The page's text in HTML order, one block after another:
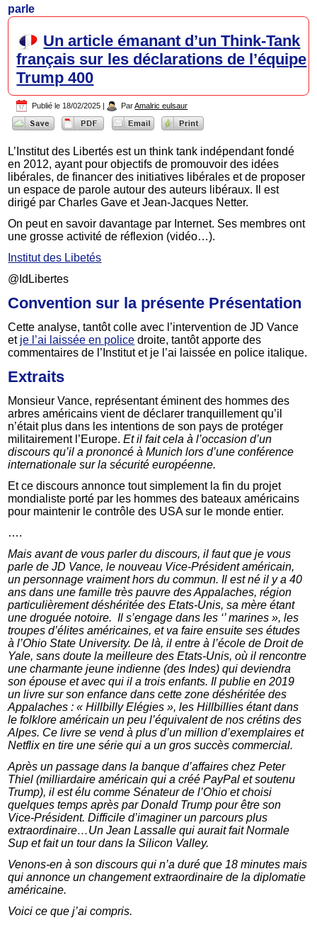
parle
Un article émanant d’un Think-Tank
français sur les déclarations de l’équipe
Trump 400
Publié le 18/02/2025 | Par Amalric eulsaur
L’Institut des Libertés est un think tank indépendant fondé
en 2012, ayant pour objectifs de promouvoir des idées
libérales, de financer des initiatives libérales et de proposer
un espace de parole autour des auteurs libéraux. Il est
dirigé par Charles Gave et Jean-Jacques Netter.
On peut en savoir davantage par Internet. Ses membres ont
une grosse activité de réflexion (vidéo…).
Institut des Libetés
@IdLibertes
Convention sur la présente Présentation
Cette analyse, tantôt colle avec l’intervention de JD Vance
et je l’ai laissée en police droite, tantôt apporte des
commentaires de l’Institut et je l’ai laissée en police italique.
Extraits
Monsieur Vance, représentant éminent des hommes des
arbres américains vient de déclarer tranquillement qu’il
n’était plus dans les intentions de son pays de protéger
militairement l’Europe.Et il fait cela à l’occasion d’un
discours qu’il a prononcé à Munich lors d’une conférence
internationale sur la sécurité européenne.
Et ce discours annonce tout simplement la fin du projet
mondialiste porté par les hommes des bateaux américains
pour maintenir le contrôle des USA sur le monde entier.
….
Mais avant de vous parler du discours, il faut que je vous
parle de JD Vance, le nouveau Vice-Président américain,
un personnage vraiment hors du commun. Il est né il y a 40
ans dans une famille très pauvre des Appalaches, région
particulièrement déshéritée des Etats-Unis, sa mère étant
une droguée notoire. Il s’engage dans les ‘’ marines », les
troupes d’élites américaines, et va faire ensuite ses études
à l’Ohio State University. De là, il entre à l’école de Droit de
Yale, sans doute la meilleure des Etats-Unis, où il rencontre
une charmante jeune indienne (des Indes) qui deviendra
son épouse et avec qui il a trois enfants. Il publie en 2019
un livre sur son enfance dans cette zone déshéritée des
Appalaches : « Hillbilly Elégies », les Hillbillies étant dans
le folklore américain un peu l’équivalent de nos crétins des
Alpes. Ce livre se vend à plus d’un million d’exemplaires et
Netflix en tire une série qui a un gros succès commercial.
Après un passage dans la banque d’affaires chez Peter
Thiel (milliardaire américain qui a créé PayPal et soutenu
Trump), il est élu comme Sénateur de l’Ohio et choisi
quelques temps après par Donald Trump pour être son
Vice-Président. Difficile d’imaginer un parcours plus
extraordinaire…Un Jean Lassalle qui aurait fait Normale
Sup et fait un tour dans la Silicon Valley.
Venons-en à son discours qui n’a duré que 18 minutes mais
qui annonce un changement extraordinaire de la diplomatie
américaine.
Voici ce que j’ai compris.